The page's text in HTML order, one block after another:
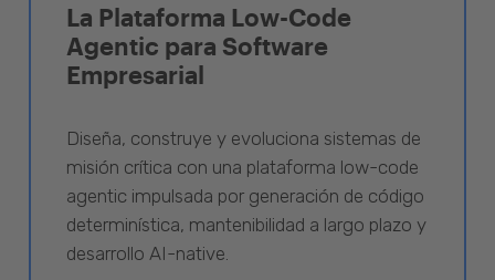
La Plataforma Low-Code
Agentic para Software
Empresarial
Diseña, construye y evoluciona sistemas de
misión crítica con una plataforma low-code
agentic impulsada por generación de código
determinística, mantenibilidad a largo plazo y
desarrollo AI-native.